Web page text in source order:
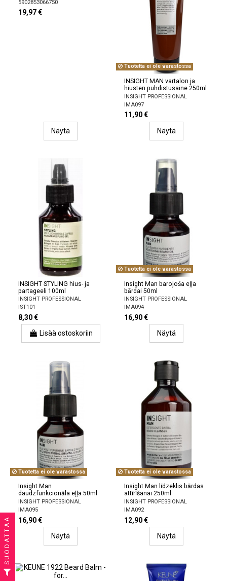
5902853066750
19,97 €
Näytä
Tuotetta ei ole varastossa
INSIGHT MAN vartalon ja
hiusten puhdistusaine 250ml
INSIGHT PROFESSIONAL
IMA097
11,90 €
Näytä
INSIGHT STYLING hius- ja
partageeli 100ml
INSIGHT PROFESSIONAL
IST101
8,30 €
Lisää ostoskoriin
Tuotetta ei ole varastossa
Insight Man barojoša eļļa
bārdai 50ml
INSIGHT PROFESSIONAL
IMA094
16,90 €
Näytä
Tuotetta ei ole varastossa
Insight Man
daudzfunkcionāla eļļa 50ml
INSIGHT PROFESSIONAL
IMA095
16,90 €
Näytä
Tuotetta ei ole varastossa
Insight Man līdzeklis bārdas
attīrīšanai 250ml
INSIGHT PROFESSIONAL
IMA092
12,90 €
Näytä
SUODATTAA